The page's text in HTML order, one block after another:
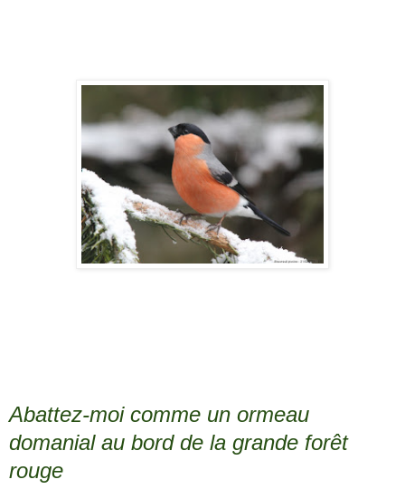
Abattez-moi comme un ormeau
domanial au bord de la grande forêt
rouge